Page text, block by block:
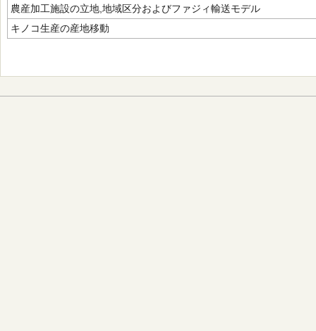
農産加工施設の立地,地域区分およびファジィ輸送モデル
キノコ生産の産地移動